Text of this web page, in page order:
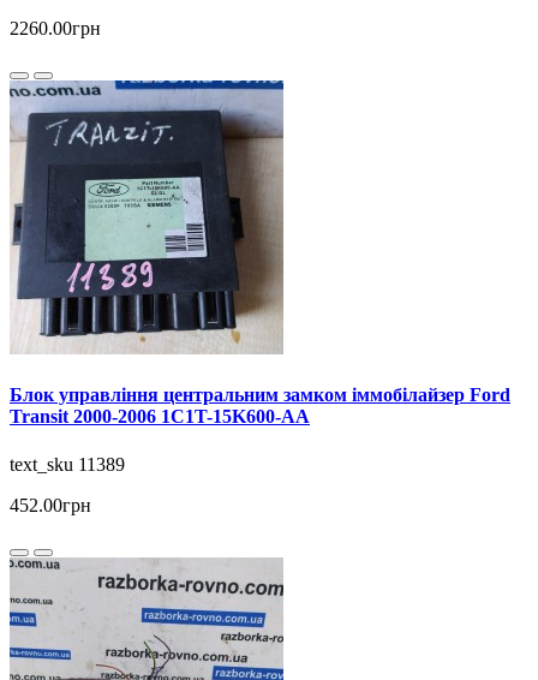
2260.00грн
Блок управління центральним замком іммобілайзер Ford
Transit 2000-2006 1C1T-15K600-AA
text_sku 11389
452.00грн